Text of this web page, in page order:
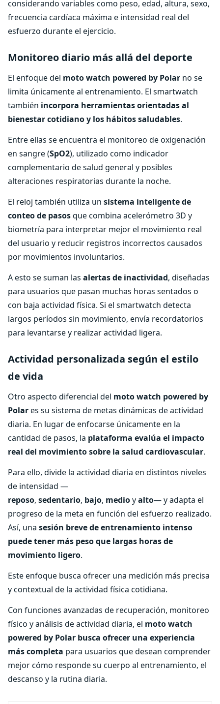
considerando variables como peso, edad, altura, sexo,
frecuencia cardíaca máxima e intensidad real del
esfuerzo durante el ejercicio.
Monitoreo diario más allá del deporte
El enfoque del moto watch powered by Polar no se
limita únicamente al entrenamiento. El smartwatch
también incorpora herramientas orientadas al
bienestar cotidiano y los hábitos saludables.
Entre ellas se encuentra el monitoreo de oxigenación
en sangre (SpO2), utilizado como indicador
complementario de salud general y posibles
alteraciones respiratorias durante la noche.
El reloj también utiliza un sistema inteligente de
conteo de pasosque combina acelerómetro 3D y
biometría para interpretar mejor el movimiento real
del usuario y reducir registros incorrectos causados
por movimientos involuntarios.
A esto se suman las alertas de inactividad, diseñadas
para usuarios que pasan muchas horas sentados o
con baja actividad física. Si el smartwatch detecta
largos períodos sin movimiento, envía recordatorios
para levantarse y realizar actividad ligera.
Actividad personalizada según el estilo
de vida
Otro aspecto diferencial del moto watch powered by
Polares su sistema de metas dinámicas de actividad
diaria. En lugar de enfocarse únicamente en la
cantidad de pasos, la plataforma evalúa el impacto
real del movimiento sobre la salud cardiovascular.
Para ello, divide la actividad diaria en distintos niveles
de intensidad —
reposo, sedentario, bajo, medioyalto— y adapta el
progreso de la meta en función del esfuerzo realizado.
Así, una sesión breve de entrenamiento intenso
puede tener más peso que largas horas de
movimiento ligero.
Este enfoque busca ofrecer una medición más precisa
y contextual de la actividad física cotidiana.
Con funciones avanzadas de recuperación, monitoreo
físico y análisis de actividad diaria, el moto watch
powered by Polar busca ofrecer una experiencia
más completa para usuarios que desean comprender
mejor cómo responde su cuerpo al entrenamiento, el
descanso y la rutina diaria.